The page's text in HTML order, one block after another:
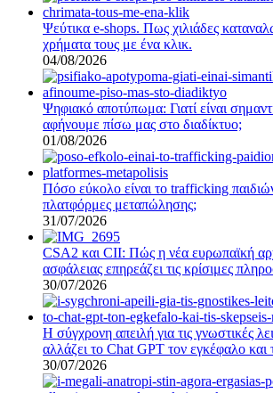
Ψεύτικα e-shops. Πως χιλιάδες
χρήματα τους με ένα κλικ.
04/08/2026
Ψηφιακό αποτύπωμα: Γιατί είναι
αφήνουμε πίσω μας στο διαδίκτυο;
01/08/2026
Πόσο εύκολο είναι το trafficking
πλατφόρμες μεταπώλησης;
31/07/2026
CSA2 και CII: Πώς η νέα ευρωπαϊκή
ασφάλειας επηρεάζει τις κρίσιμες
30/07/2026
Η σύγχρονη απειλή για τις γνωστικές
αλλάζει το Chat GPT τον εγκέφαλο και
30/07/2026